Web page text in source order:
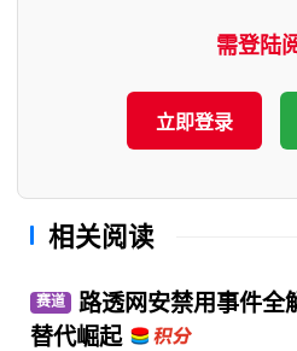
需登陆
立即登录
相关阅读
赛道
路透网安禁用事件全
替代崛起